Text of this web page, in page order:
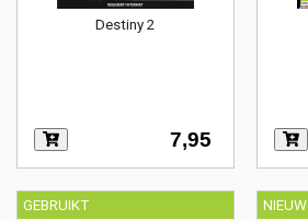
Destiny 2
7,95
GEBRUIKT NIEUW